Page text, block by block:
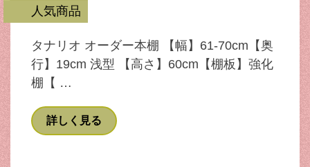
人気商品
タナリオ オーダー本棚 【幅】61-70cm【奥
行】19cm 浅型 【高さ】60cm【棚板】強化
棚【 …
詳しく見る